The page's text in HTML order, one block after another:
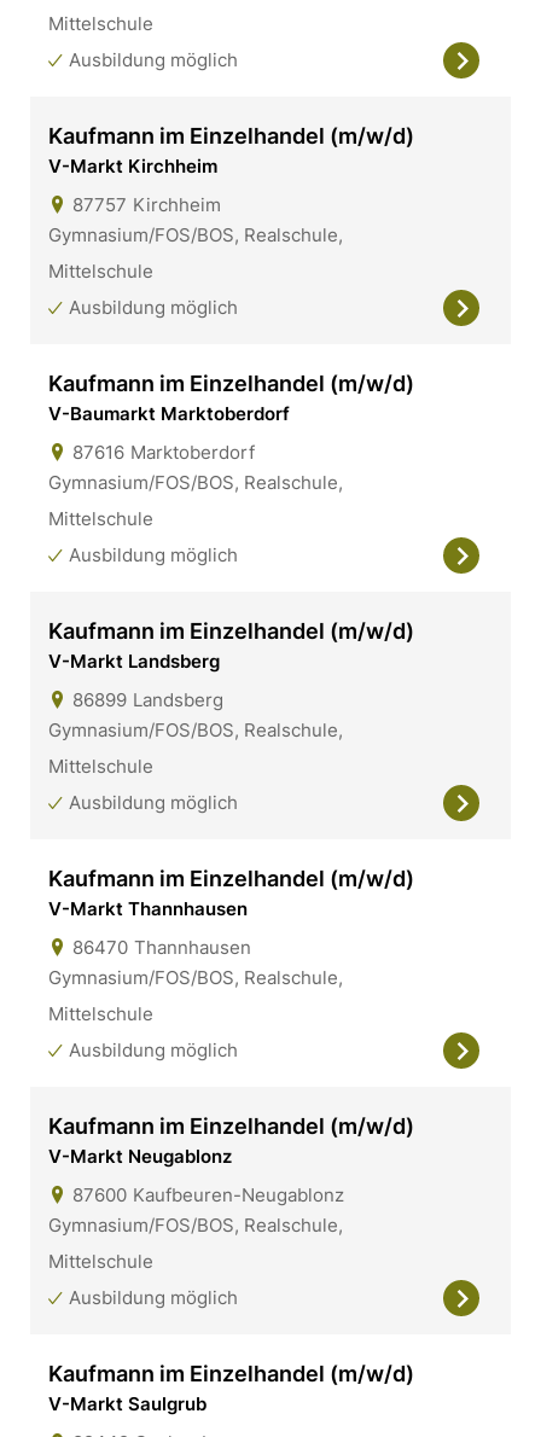
Mittelschule
Ausbildung möglich
Kaufmann im Einzelhandel (m/w/d)
V-Markt Kirchheim
87757 Kirchheim
Gymnasium/FOS/BOS, Realschule,
Mittelschule
Ausbildung möglich
Kaufmann im Einzelhandel (m/w/d)
V-Baumarkt Marktoberdorf
87616 Marktoberdorf
Gymnasium/FOS/BOS, Realschule,
Mittelschule
Ausbildung möglich
Kaufmann im Einzelhandel (m/w/d)
V-Markt Landsberg
86899 Landsberg
Gymnasium/FOS/BOS, Realschule,
Mittelschule
Ausbildung möglich
Kaufmann im Einzelhandel (m/w/d)
V-Markt Thannhausen
86470 Thannhausen
Gymnasium/FOS/BOS, Realschule,
Mittelschule
Ausbildung möglich
Kaufmann im Einzelhandel (m/w/d)
V-Markt Neugablonz
87600 Kaufbeuren-Neugablonz
Gymnasium/FOS/BOS, Realschule,
Mittelschule
Ausbildung möglich
Kaufmann im Einzelhandel (m/w/d)
V-Markt Saulgrub